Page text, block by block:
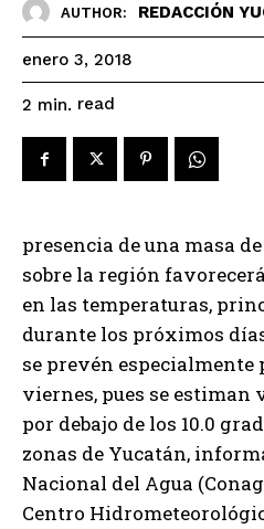
AUTHOR: REDACCIÓN
enero 3, 2018
2 min. read
presencia de una masa
sobre la región
en las temperaturas,
durante los próximos
se prevén especialmente
viernes, pues se estiman
por debajo de los 10.0
zonas de Yucatán,
Nacional del Agua
Centro